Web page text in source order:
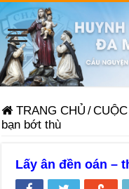
TRANG CHỦ /
bạn bớt thù
Lấy ân đền oán –